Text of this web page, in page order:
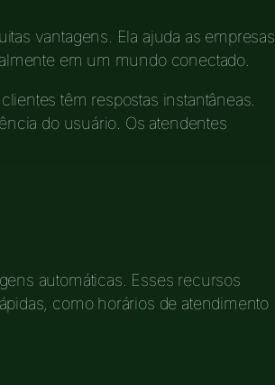
vantagens. Ela ajuda as empresas
em um mundo conectado.
têm respostas instantâneas.
do usuário. Os atendentes
automáticas. Esses recursos
como horários de atendimento